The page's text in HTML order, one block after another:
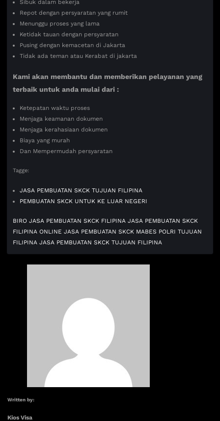
Sibuk dalam bekerja
Repot dengan persyaratan yang rumit
Menunggu proses yang lama
Ketidak tauan dengan persyaratan
Pusing dengan kemacetan di Jakarta
Tidak ada teman atau Kerabat di jakarta
Kami akan membantu dan memberikan pelayanan yang
terbaik untuk anda mulai dari :
Ketepatan waktu proses
Menjaga keamanan dokumen
Menjaga kerahasiaan dokumen
Biaya yang murah
Dan Mempermudah persyaratan
Tagge:
JASA PEMBUATAN SKCK TUJUAN FILIPINA
PEMBUATAN SKCK UNTUK KE LUAR NEGERI
BIRO JASA PEMBUATAN SKCK FILIPINA JASA PEMBUATAN SKCK
FILIPINA ONLINE JASA PEMBUATAN SKCK MABES POLRI TUJUAN
FILIPINA JASA PEMBUATAN SKCK TUJUAN FILIPINA
Written by:
Kios Visa